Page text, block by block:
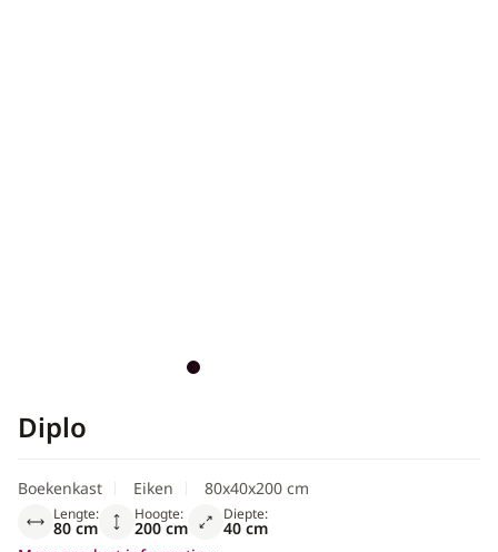
Diplo
Boekenkast Eiken 80x40x200 cm
Lengte:
80 cm
Hoogte:
200 cm
Diepte:
40 cm